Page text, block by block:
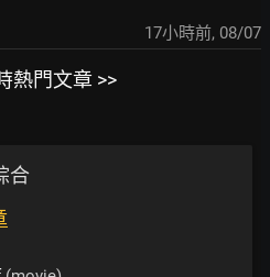
17小時前, 08/07
熱門文章 >>
合